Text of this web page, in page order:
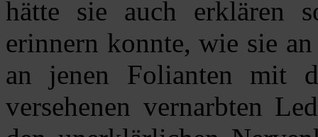
hätte sie auch erklären
erinnern konnte, wie sie
an jenen Folianten mit
versehenen vernarbten